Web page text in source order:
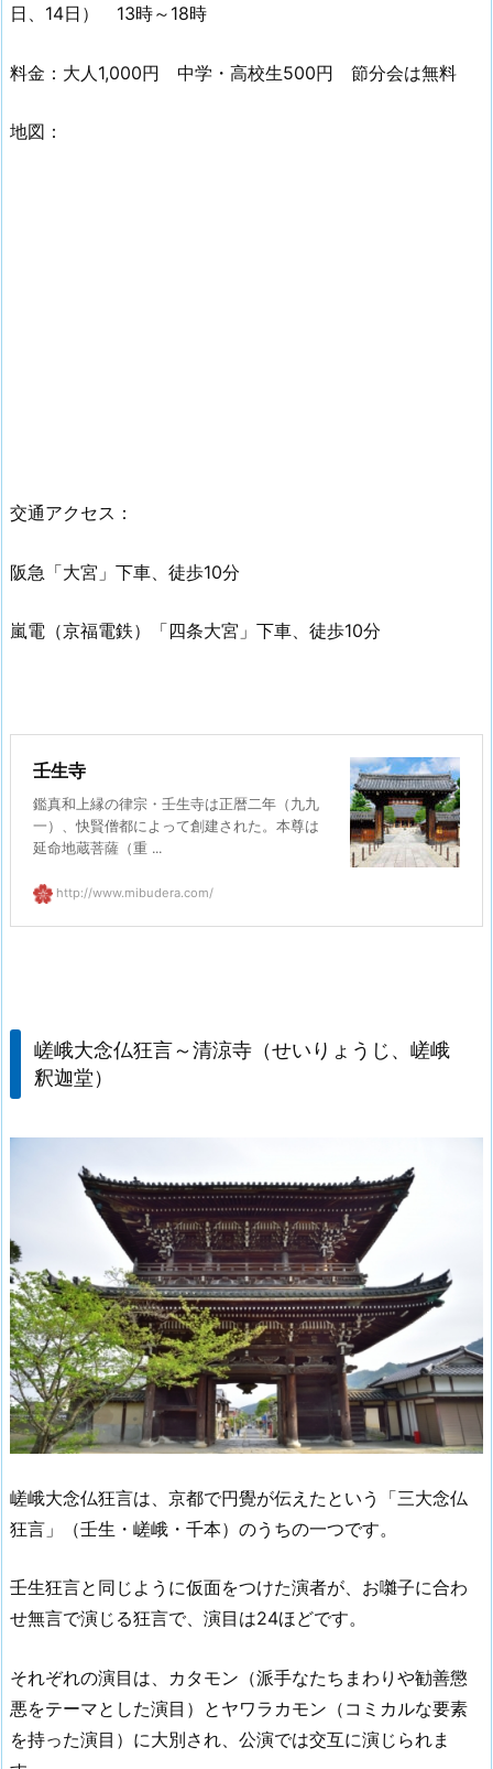
日、14日） 13時～18時
料金：大人1,000円 中学・高校生500円 節分会は無料
地図：
交通アクセス：
阪急「大宮」下車、徒歩10分
嵐電（京福電鉄）「四条大宮」下車、徒歩10分
壬生寺
鑑真和上縁の律宗・壬生寺は正暦二年（九九
一）、快賢僧都によって創建された。本尊は
延命地蔵菩薩（重 ...
http://www.mibudera.com/
嵯峨大念仏狂言～清涼寺（せいりょうじ、嵯峨
釈迦堂）
嵯峨大念仏狂言は、京都で円覺が伝えたという「三大念仏
狂言」（壬生・嵯峨・千本）のうちの一つです。
壬生狂言と同じように仮面をつけた演者が、お囃子に合わ
せ無言で演じる狂言で、演目は24ほどです。
それぞれの演目は、カタモン（派手なたちまわりや勧善懲
悪をテーマとした演目）とヤワラカモン（コミカルな要素
を持った演目）に大別され、公演では交互に演じられま